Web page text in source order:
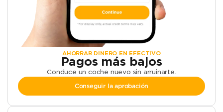
AHORRAR DINERO EN EFECTIVO
Pagos más bajos
Conduce un coche nuevo sin arruinarte.
Conseguir la aprobación